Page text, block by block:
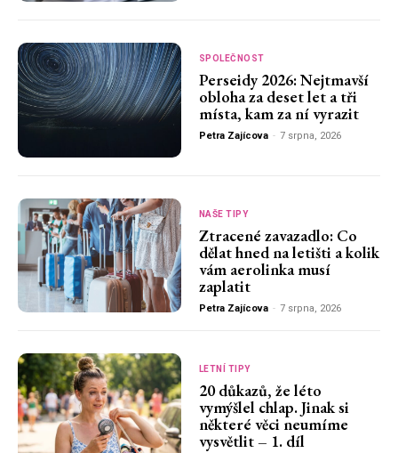
SPOLEČNOST
Perseidy 2026: Nejtmavší
obloha za deset let a tři
místa, kam za ní vyrazit
Petra Zajícova - 7 srpna, 2026
NAŠE TIPY
Ztracené zavazadlo: Co
dělat hned na letišti a kolik
vám aerolinka musí
zaplatit
Petra Zajícova - 7 srpna, 2026
LETNÍ TIPY
20 důkazů, že léto
vymýšlel chlap. Jinak si
některé věci neumíme
vysvětlit – 1. díl